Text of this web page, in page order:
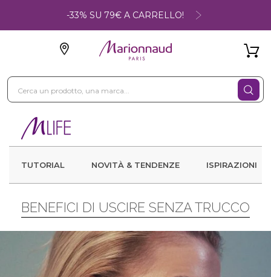
-33% SU 79€ A CARRELLO!
TUTORIAL NOVITÀ & TENDENZE ISPIRAZIONI
BENEFICI DI USCIRE SENZA TRUCCO